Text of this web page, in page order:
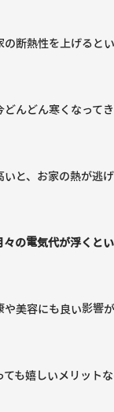
の断熱性を上げると
どんどん寒くなって
いと、お家の熱が逃
々の電気代が浮くと
や美容にも良い影響
ても嬉しいメリット